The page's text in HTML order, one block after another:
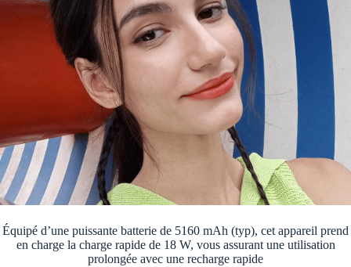
Équipé d’une puissante batterie de 5160 mAh (typ), cet appareil prend
en charge la charge rapide de 18 W, vous assurant une utilisation
prolongée avec une recharge rapide